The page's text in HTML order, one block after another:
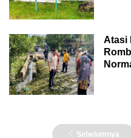
Atasi
Sebelumnya